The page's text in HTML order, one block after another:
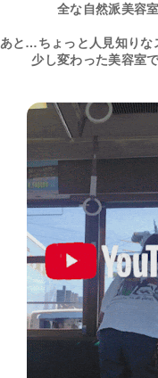
全な自然派美容室
あと…ちょっと人見知りな
少し変わった美容室